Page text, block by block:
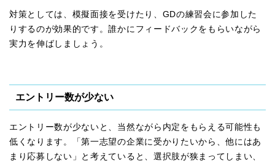
対策としては、模擬面接を受けたり、GDの練習会に参加した
りするのが効果的です。誰かにフィードバックをもらいながら
実力を伸ばしましょう。
エントリー数が少ない
エントリー数が少ないと、当然ながら内定をもらえる可能性も
低くなります。「第一志望の企業に受かりたいから、他にはあ
まり応募しない」と考えていると、選択肢が狭まってしまい、